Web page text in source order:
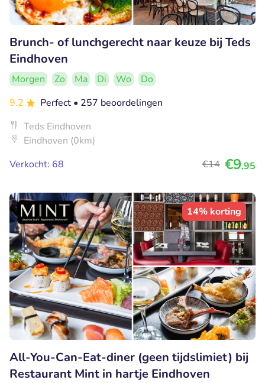
Brunch- of lunchgerecht naar keuze bij Teds
Eindhoven
Morgen Zo Ma Di Wo
Do
9.2
Perfect • 257 beoordelingen
Teds Eindhoven
Eindhoven (0km)
Verkocht: 68
€14 €9,95
14% korting
All-You-Can-Eat-diner (geen tijdslimiet) bij
Restaurant Mint in hartje Eindhoven